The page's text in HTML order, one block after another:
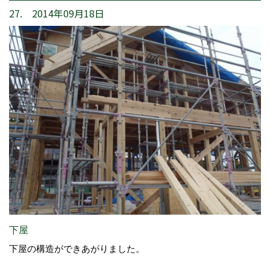
27. 2014年09月18日
下屋
下屋の構造ができあがりました。